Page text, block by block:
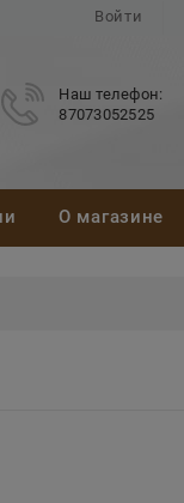
Войти
Наш телефон:
87073052525
О магазине